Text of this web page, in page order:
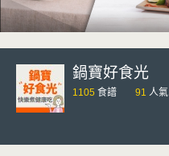
鍋寶好食光
1105 食譜 91 人氣